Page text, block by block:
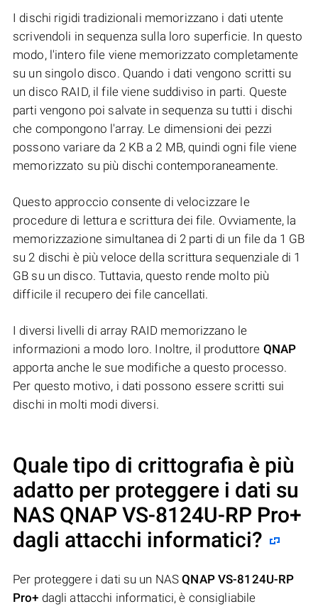
I dischi rigidi tradizionali memorizzano i dati utente
scrivendoli in sequenza sulla loro superficie. In questo
modo, l'intero file viene memorizzato completamente
su un singolo disco. Quando i dati vengono scritti su
un disco RAID, il file viene suddiviso in parti. Queste
parti vengono poi salvate in sequenza su tutti i dischi
che compongono l'array. Le dimensioni dei pezzi
possono variare da 2 KB a 2 MB, quindi ogni file viene
memorizzato su più dischi contemporaneamente.
Questo approccio consente di velocizzare le
procedure di lettura e scrittura dei file. Ovviamente, la
memorizzazione simultanea di 2 parti di un file da 1 GB
su 2 dischi è più veloce della scrittura sequenziale di 1
GB su un disco. Tuttavia, questo rende molto più
difficile il recupero dei file cancellati.
I diversi livelli di array RAID memorizzano le
informazioni a modo loro. Inoltre, il produttore QNAP
apporta anche le sue modifiche a questo processo.
Per questo motivo, i dati possono essere scritti sui
dischi in molti modi diversi.
Quale tipo di crittografia è più
adatto per proteggere i dati su
NAS QNAP VS-8124U-RP Pro+
dagli attacchi informatici?
Per proteggere i dati su un NASQNAP VS-8124U-RP
Pro+ dagli attacchi informatici, è consigliabile